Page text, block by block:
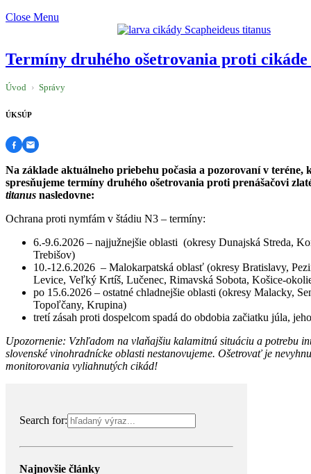
Close Menu
Termíny druhého ošetrovania proti cikáde
Úvod › Správy
ÚKSÚP
Na základe aktuálneho priebehu počasia a pozorovaní v
spresňujeme termíny druhého ošetrovania proti prenášačovi
titanus nasledovne:
Ochrana proti nymfám v štádiu N3 – termíny:
6.-9.6.2026 – najjužnejšie oblasti (okresy Dunajská Streda,
Trebišov)
10.-12.6.2026 – Malokarpatská oblasť (okresy Bratislavy,
Levice, Veľký Krtíš, Lučenec, Rimavská Sobota, Košice-
po 15.6.2026 – ostatné chladnejšie oblasti (okresy Malacky,
Topoľčany, Krupina)
tretí zásah proti dospelcom spadá do obdobia začiatku júla,
Upozornenie: Vzhľadom na vlaňajšiu kalamitnú situáciu a potrebu
slovenské vinohradnícke oblasti nestanovujeme. Ošetrovať je
monitorovania vyliahnutých cikád!
Search for:
Najnovšie články